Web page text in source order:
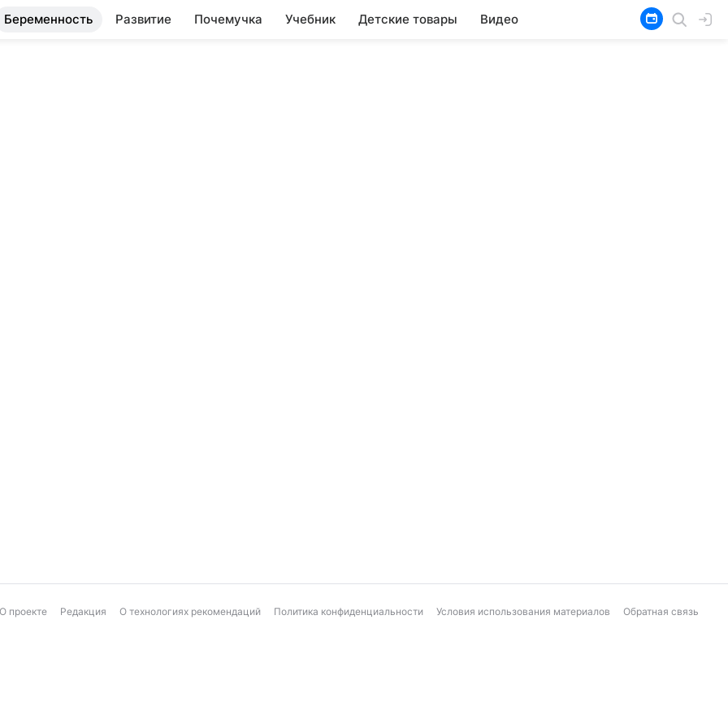
Беременность Развитие Почемучка Учебник Детские товары Видео
О проекте Редакция О технологиях рекомендаций Политика конфиденциальности Условия использования материалов Обратная связь